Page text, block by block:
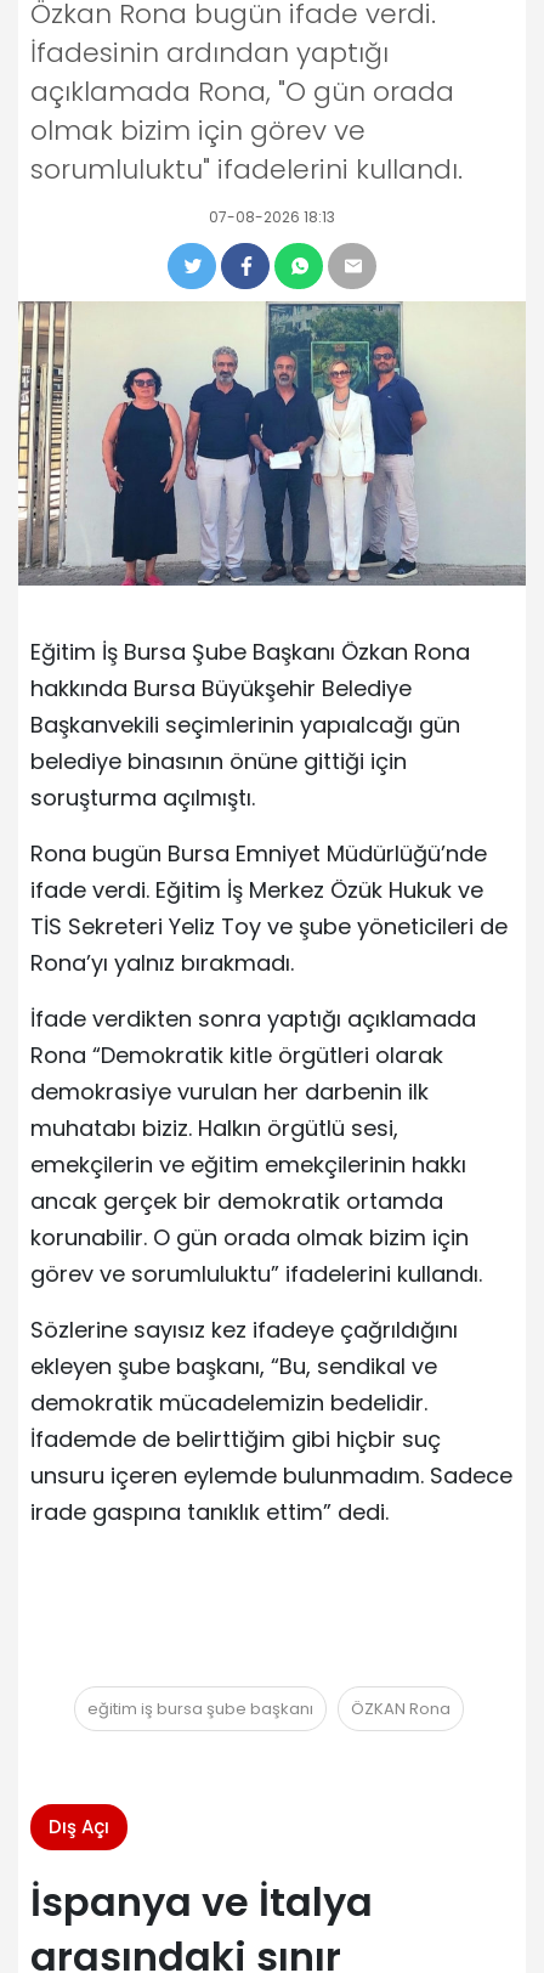
Özkan Rona bugün ifade verdi.
İfadesinin ardından yaptığı
açıklamada Rona, "O gün orada
olmak bizim için görev ve
sorumluluktu" ifadelerini kullandı.
07-08-2026 18:13
Eğitim İş Bursa Şube Başkanı Özkan Rona
hakkında Bursa Büyükşehir Belediye
Başkanvekili seçimlerinin yapıalcağı gün
belediye binasının önüne gittiği için
soruşturma açılmıştı.
Rona bugün Bursa Emniyet Müdürlüğü’nde
ifade verdi. Eğitim İş Merkez Özük Hukuk ve
TİS Sekreteri Yeliz Toy ve şube yöneticileri de
Rona’yı yalnız bırakmadı.
İfade verdikten sonra yaptığı açıklamada
Rona “Demokratik kitle örgütleri olarak
demokrasiye vurulan her darbenin ilk
muhatabı biziz. Halkın örgütlü sesi,
emekçilerin ve eğitim emekçilerinin hakkı
ancak gerçek bir demokratik ortamda
korunabilir. O gün orada olmak bizim için
görev ve sorumluluktu” ifadelerini kullandı.
Sözlerine sayısız kez ifadeye çağrıldığını
ekleyen şube başkanı, “Bu, sendikal ve
demokratik mücadelemizin bedelidir.
İfademde de belirttiğim gibi hiçbir suç
unsuru içeren eylemde bulunmadım. Sadece
irade gaspına tanıklık ettim” dedi.
eğitim iş bursa şube başkanı ÖZKAN Rona
Dış Açı
İspanya ve İtalya
arasındaki sınır